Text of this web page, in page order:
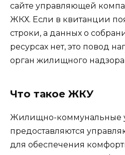
сайте управляющей
ЖКХ. Если в квитанции
строки, а данных о
ресурсах нет, это повод
орган жилищного
Что такое ЖКУ
Жилищно-коммунальные
предоставляются
для обеспечения